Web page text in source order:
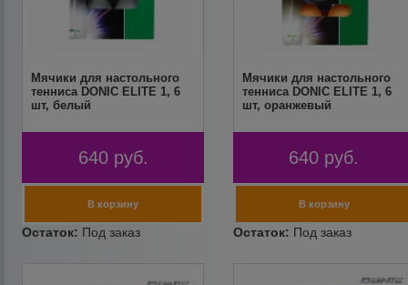
Мячики для настольного
тенниса DONIC ELITE 1, 6
шт, белый
640 руб.
Мячики для настольного
тенниса DONIC ELITE 1, 6
шт, оранжевый
640 руб.